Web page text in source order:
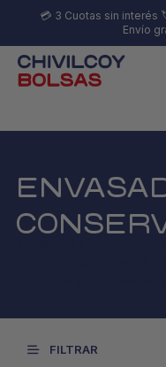
💳 3 Cuotas sin interés
Envío
FILTRAR